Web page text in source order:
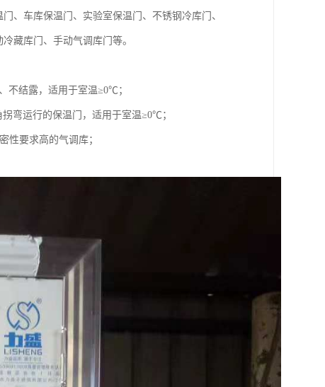
、车库保温门、实验室保温门、不锈钢冷库门、
藏库门、手动气调库门等。
不结露，适用于室温≥0℃；
弯运行的保温门，适用于室温≥0℃；
性要求高的气调库；